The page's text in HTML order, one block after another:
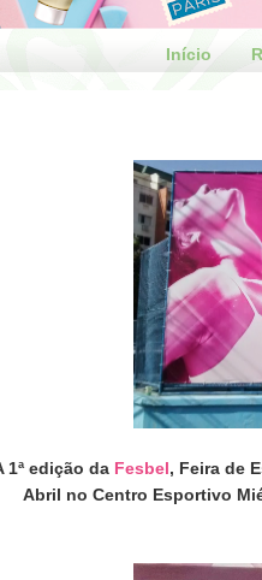
Início
1ª edição da Fesbel, Feira de
Abril no Centro Esportivo